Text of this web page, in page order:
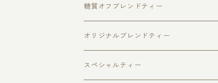
福袋
ベリーフルーツ
ウヴァ
チョコベリー
アールグレイ
ダージリン
ファーストフラッシュ
リーフティー
スパイスティー
ティーバッグ
マグカップ
キャディスプーン
さくらティー個包装ティーバッグ5個入
ティーポット
ハリオジャンピングティーポット
ティーカップ
ハリオティーカップ＆ソーサー
ティーストレーナー
糖質オフブレンドティー
オリジナルブレンドティー
糖質オフブレンド
スペシャルティー